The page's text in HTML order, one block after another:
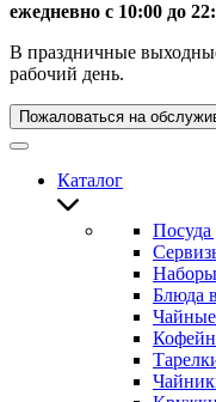
ежедневно с 10:00 до
В праздничные
рабочий день.
Пожаловаться на
Каталог
Посуда
Блюда